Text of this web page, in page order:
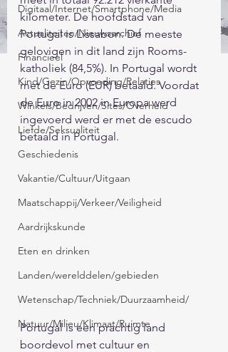
Digitaal/Internet/Smartphone/Media
Actualiteiten/Nieuwsarchief
Financieel
Kind/Gezin/Opvoeding/Relaties
Winkels/Bedrijven/Sites/Overheid
Liefde/Seksualiteit
Geschiedenis
Vakantie/Cultuur/Uitgaan
Maatschappij/Verkeer/Veiligheid
Aardrijkskunde
Eten en drinken
Landen/werelddelen/gebieden
Wetenschap/Techniek/Duurzaamheid/
Natuur/Milieu/Klimaat/Ruimte
kilometer. De hoofdstad van
Portugal is Lissabon. De meeste
gelovigen in dit land zijn Rooms-
katholiek (84,5%). In Portugal wordt
met de Euro (EUR) betaald. Voordat
de Euro in 2002 in Europa werd
ingevoerd werd er met de escudo
betaald in Portugal.
Portugal is een prachtig land
boordevol met cultuur en